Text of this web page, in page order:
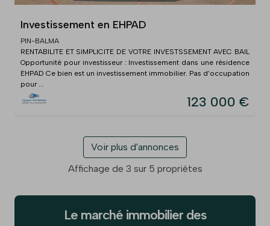
Investissement en EHPAD
PIN-BALMA
RENTABILITE ET SIMPLICITE DE VOTRE INVESTSSEMENT AVEC BAIL
Opportunité pour investisseur : Investissement dans une résidence
EHPAD Ce bien est un investissement immobilier. Pas d’occupation
pour ...
123 000 €
Voir plus d'annonces
Affichage de 3 sur 5 propriétes
Le marché immobilier des